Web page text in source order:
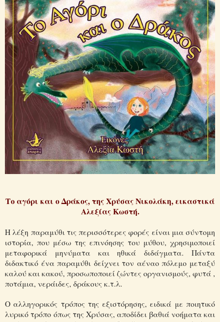
Το αγόρι και ο Δράκος, της Χρύσας Νικολάκη, εικαστικά
Αλεξίας Κωστή.
Η λέξη παραμύθι τις περισσότερες φορές είναι μια σύντομη
ιστορία, που μέσω της επινόησης του μύθου, χρησιμοποιεί
μεταφορικά μηνύματα και ηθικά διδάγματα. Πάντα
διδακτικό ένα παραμύθι δείχνει τον αέναο πόλεμο μεταξύ
καλού και κακού, προσωποποιεί ζώντες οργανισμούς, φυτά ,
ποτάμια, νεράιδες, δράκους κ.τ.λ.
Ο αλληγορικός τρόπος της εξιστόρησης, ειδικά με ποιητικό
λυρικό τρόπο όπως της Χρύσας, αποδίδει βαθιά νοήματα και